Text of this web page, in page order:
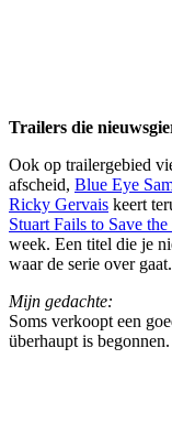
Trailers die
Ook op trailergebied
afscheid, Blue Eye
Ricky Gervais keert
Stuart Fails to Save
week. Een titel die je
waar de serie over gaat.
Mijn gedachte:
Soms verkoopt een
überhaupt is begonnen.